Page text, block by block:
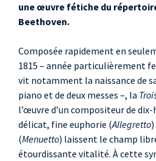
une œuvre fétiche du
Beethoven.
Composée rapidement en
1815 – année particulièrement
vit notamment la naissance de
piano et de deux messes –, la
l’œuvre d’un compositeur de
délicat, fine euphorie (Allegretto
(Menuetto) laissent le champ
étourdissante vitalité. À cette